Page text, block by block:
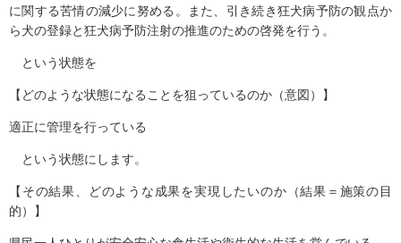
に関する苦情の減少に努める。また、引き続き狂犬病予防の観点か
ら犬の登録と狂犬病予防注射の推進のための啓発を行う。
という状態を
【どのような状態になることを狙っているのか（意図）】
適正に管理を行っている
という状態にします。
【その結果、どのような成果を実現したいのか（結果＝施策の目
的）】